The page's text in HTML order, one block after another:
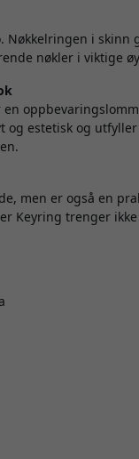
i skinn
nøkler i viktige
og estetisk og
men er også en
Keyring trenger